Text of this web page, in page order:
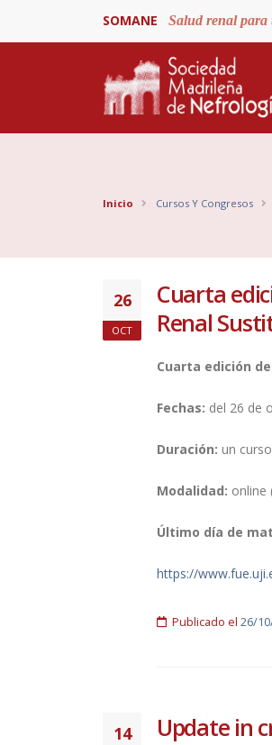
SOMANE Salud renal para
Inicio Cursos Y Congresos
26
OCT
Cuarta
Renal
Cuarta edición
Fechas: del 26 de
Duración: un
Modalidad: online
Último día de
https://
Publicado el 26/
14 Update in